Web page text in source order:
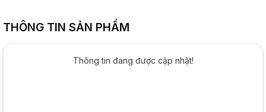
THÔNG TIN SẢN PHẨM
Thông tin đang được cập nhật!